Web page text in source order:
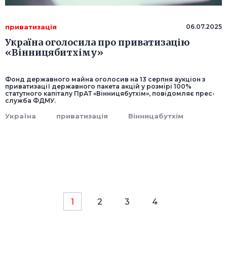
приватизація 06.07.2025
Україна оголосила про приватизацію
«Вінницябитхіму»
Фонд державного майна оголосив на 13 серпня аукціон з
приватизації державного пакета акцій у розмірі 100%
статутного капіталу ПрАТ «Вінницябутхім», повідомляє прес-
служба ФДМУ.
Україна приватизація Вінницабутхім
1 2 3 4